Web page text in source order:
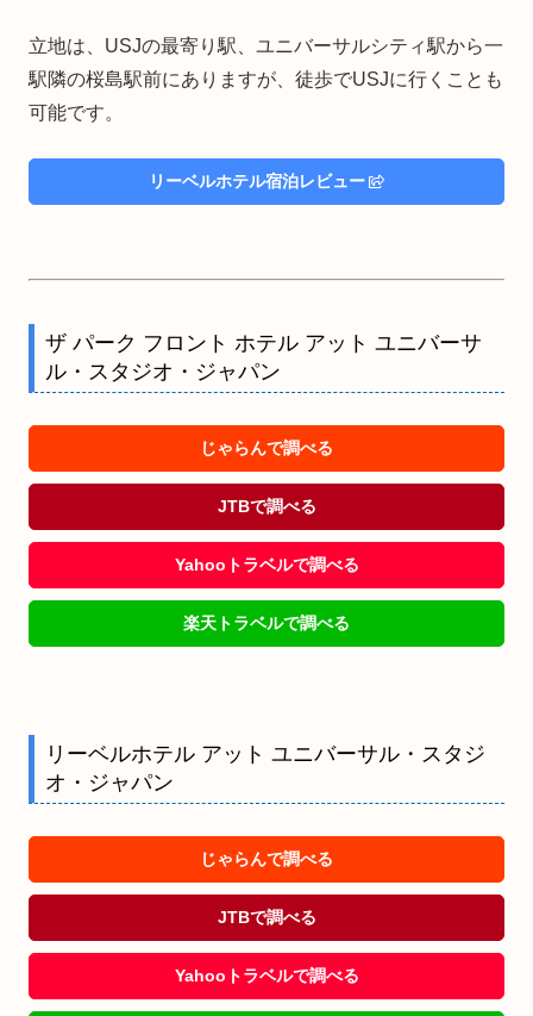
立地は、USJの最寄り駅、ユニバーサルシティ駅から一
駅隣の桜島駅前にありますが、徒歩でUSJに行くことも
可能です。
リーベルホテル宿泊レビュー
ザ パーク フロント ホテル アット ユニバーサ
ル・スタジオ・ジャパン
じゃらんで調べる
JTBで調べる
Yahooトラベルで調べる
楽天トラベルで調べる
リーベルホテル アット ユニバーサル・スタジ
オ・ジャパン
じゃらんで調べる
JTBで調べる
Yahooトラベルで調べる